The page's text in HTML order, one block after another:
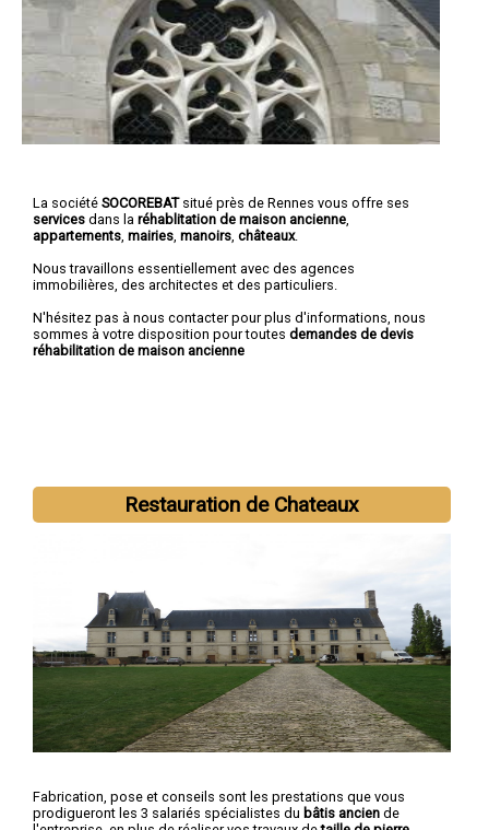
La société SOCOREBATsitué près de Rennes vous offre ses
services dans la réhablitation de maison ancienne
appartements mairies manoirs châteaux.
Nous travaillons essentiellement avec des agences
immobilières, des architectes et des particuliers.
N'hésitez pas à nous contacter pour plus d'informations, nous
sommes à votre disposition pour toutes demandes de devis
réhabilitation de maison ancienne
Saint-Malo,Fougères,Vitré,Bruz,Cesson-Sévigné,Saint-
Jacques-de-la-Lande,Pacé,Betton, Chantepie
Restauration de Chateaux
Fabrication, pose et conseils sont les prestations que vous
prodigueront les 3 salariés spécialistes du bâtis ancien de